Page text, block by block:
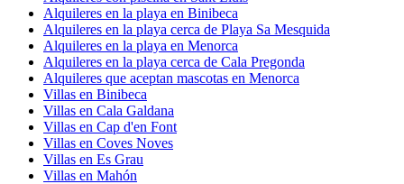
Alquileres en la playa en Binibeca
Alquileres en la playa cerca de Playa Sa Mesquida
Alquileres en la playa en Menorca
Alquileres en la playa cerca de Cala Pregonda
Alquileres que aceptan mascotas en Menorca
Villas en Binibeca
Villas en Cala Galdana
Villas en Cap d'en Font
Villas en Coves Noves
Villas en Es Grau
Villas en Mahón